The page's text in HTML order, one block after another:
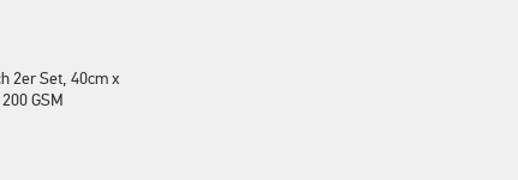
2er Set, 40cm x
GSM